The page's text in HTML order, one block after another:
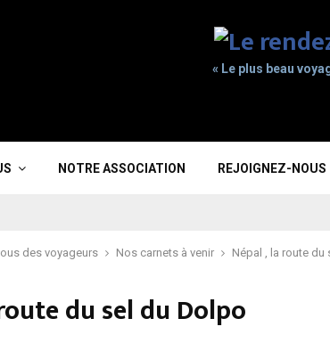
« Le plus beau
NOTRE ASSOCIATION REJOIGNEZ-NOUS
des voyageurs Nos carnets à venir Népal , la route du
du sel du Dolpo